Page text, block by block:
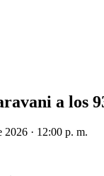
a los
2026 · 12:00 p. m.